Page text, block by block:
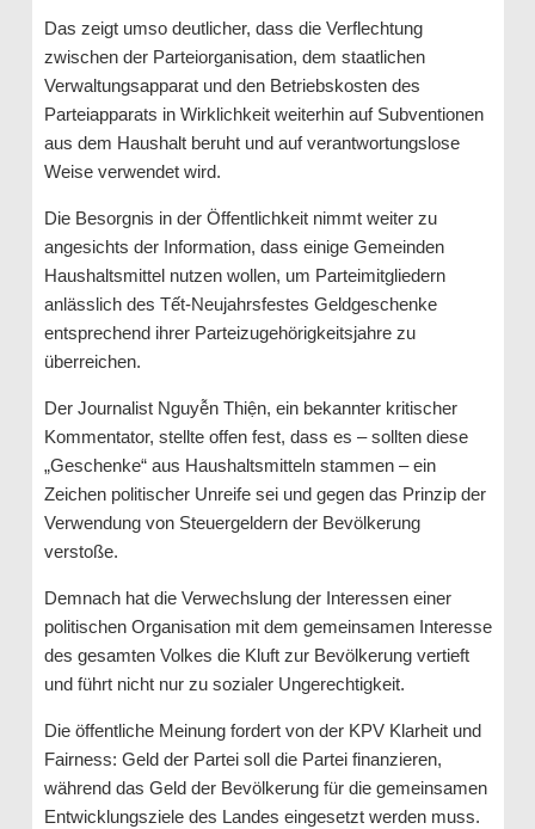
Das zeigt umso deutlicher, dass die Verflechtung
zwischen der Parteiorganisation, dem staatlichen
Verwaltungsapparat und den Betriebskosten des
Parteiapparats in Wirklichkeit weiterhin auf Subventionen
aus dem Haushalt beruht und auf verantwortungslose
Weise verwendet wird.
Die Besorgnis in der Öffentlichkeit nimmt weiter zu
angesichts der Information, dass einige Gemeinden
Haushaltsmittel nutzen wollen, um Parteimitgliedern
anlässlich des Tết-Neujahrsfestes Geldgeschenke
entsprechend ihrer Parteizugehörigkeitsjahre zu
überreichen.
Der Journalist Nguyễn Thiện, ein bekannter kritischer
Kommentator, stellte offen fest, dass es – sollten diese
„Geschenke“ aus Haushaltsmitteln stammen – ein
Zeichen politischer Unreife sei und gegen das Prinzip der
Verwendung von Steuergeldern der Bevölkerung
verstoße.
Demnach hat die Verwechslung der Interessen einer
politischen Organisation mit dem gemeinsamen Interesse
des gesamten Volkes die Kluft zur Bevölkerung vertieft
und führt nicht nur zu sozialer Ungerechtigkeit.
Die öffentliche Meinung fordert von der KPV Klarheit und
Fairness: Geld der Partei soll die Partei finanzieren,
während das Geld der Bevölkerung für die gemeinsamen
Entwicklungsziele des Landes eingesetzt werden muss.